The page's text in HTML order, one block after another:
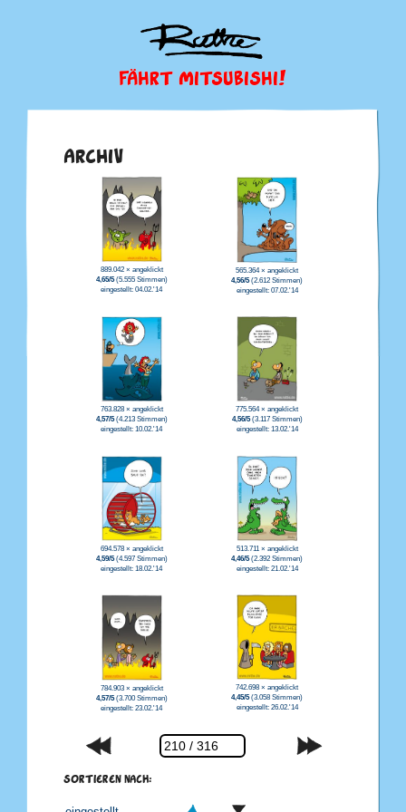
FÄHRT MITSUBISHI!
ARCHIV
889.042 × angeklickt
4,65/5(5.555 Stimmen)
eingestellt: 04.02.'14
565.364 × angeklickt
4,56/5(2.612 Stimmen)
eingestellt: 07.02.'14
763.828 × angeklickt
4,57/5(4.213 Stimmen)
eingestellt: 10.02.'14
775.564 × angeklickt
4,56/5(3.117 Stimmen)
eingestellt: 13.02.'14
694.578 × angeklickt
4,59/5(4.597 Stimmen)
eingestellt: 18.02.'14
513.711 × angeklickt
4,46/5(2.392 Stimmen)
eingestellt: 21.02.'14
784.903 × angeklickt
4,57/5(3.700 Stimmen)
eingestellt: 23.02.'14
742.698 × angeklickt
4,45/5(3.058 Stimmen)
eingestellt: 26.02.'14
SORTIEREN NACH: